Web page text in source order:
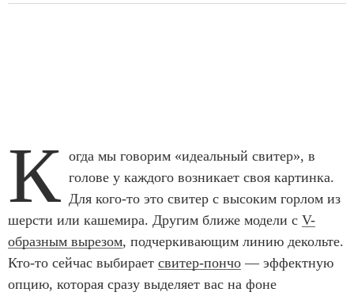
К огда мы говорим «идеальный свитер», в
голове у каждого возникает своя картинка.
Для кого-то это свитер с высоким горлом из
шерсти или кашемира. Другим ближе модели с V-
образным вырезом, подчеркивающим линию декольте.
Кто-то сейчас выбирает свитер-пончо — эффектную
опцию, которая сразу выделяет вас на фоне